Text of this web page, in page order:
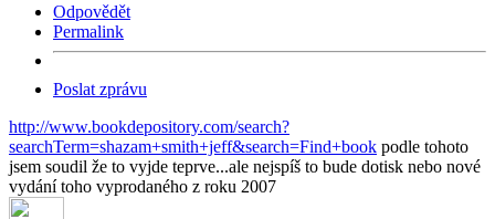
Odpovědět
Permalink
Poslat zprávu
http://www.bookdepository.com/search?
searchTerm=shazam+smith+jeff&search=Find+book podle tohoto
jsem soudil že to vyjde teprve...ale nejspíš to bude dotisk nebo nové
vydání toho vyprodaného z roku 2007